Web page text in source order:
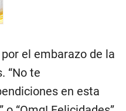
el embarazo de la
“No te
en esta